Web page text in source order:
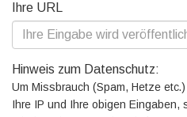
Ihre URL
Hinweis zum Datenschutz:
Um Missbrauch (Spam, Hetze
Ihre IP und Ihre obigen Eingaben,